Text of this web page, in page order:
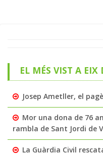
EL MÉS VIST A EIX
Josep Ametller, el
Mor una dona de 76
rambla de Sant Jordi de
La Guàrdia Civil